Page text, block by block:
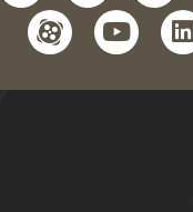
youtube
aparat